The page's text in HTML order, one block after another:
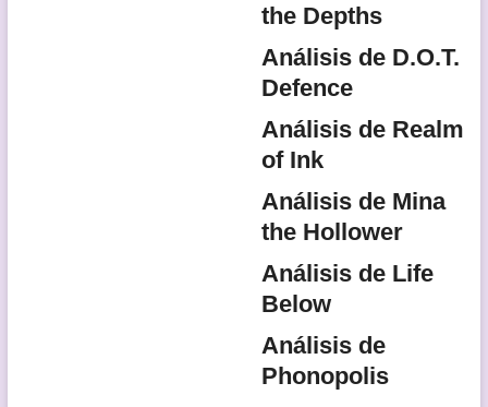
the Depths
Análisis de D.O.T.
Defence
Análisis de Realm
of Ink
Análisis de Mina
the Hollower
Análisis de Life
Below
Análisis de
Phonopolis